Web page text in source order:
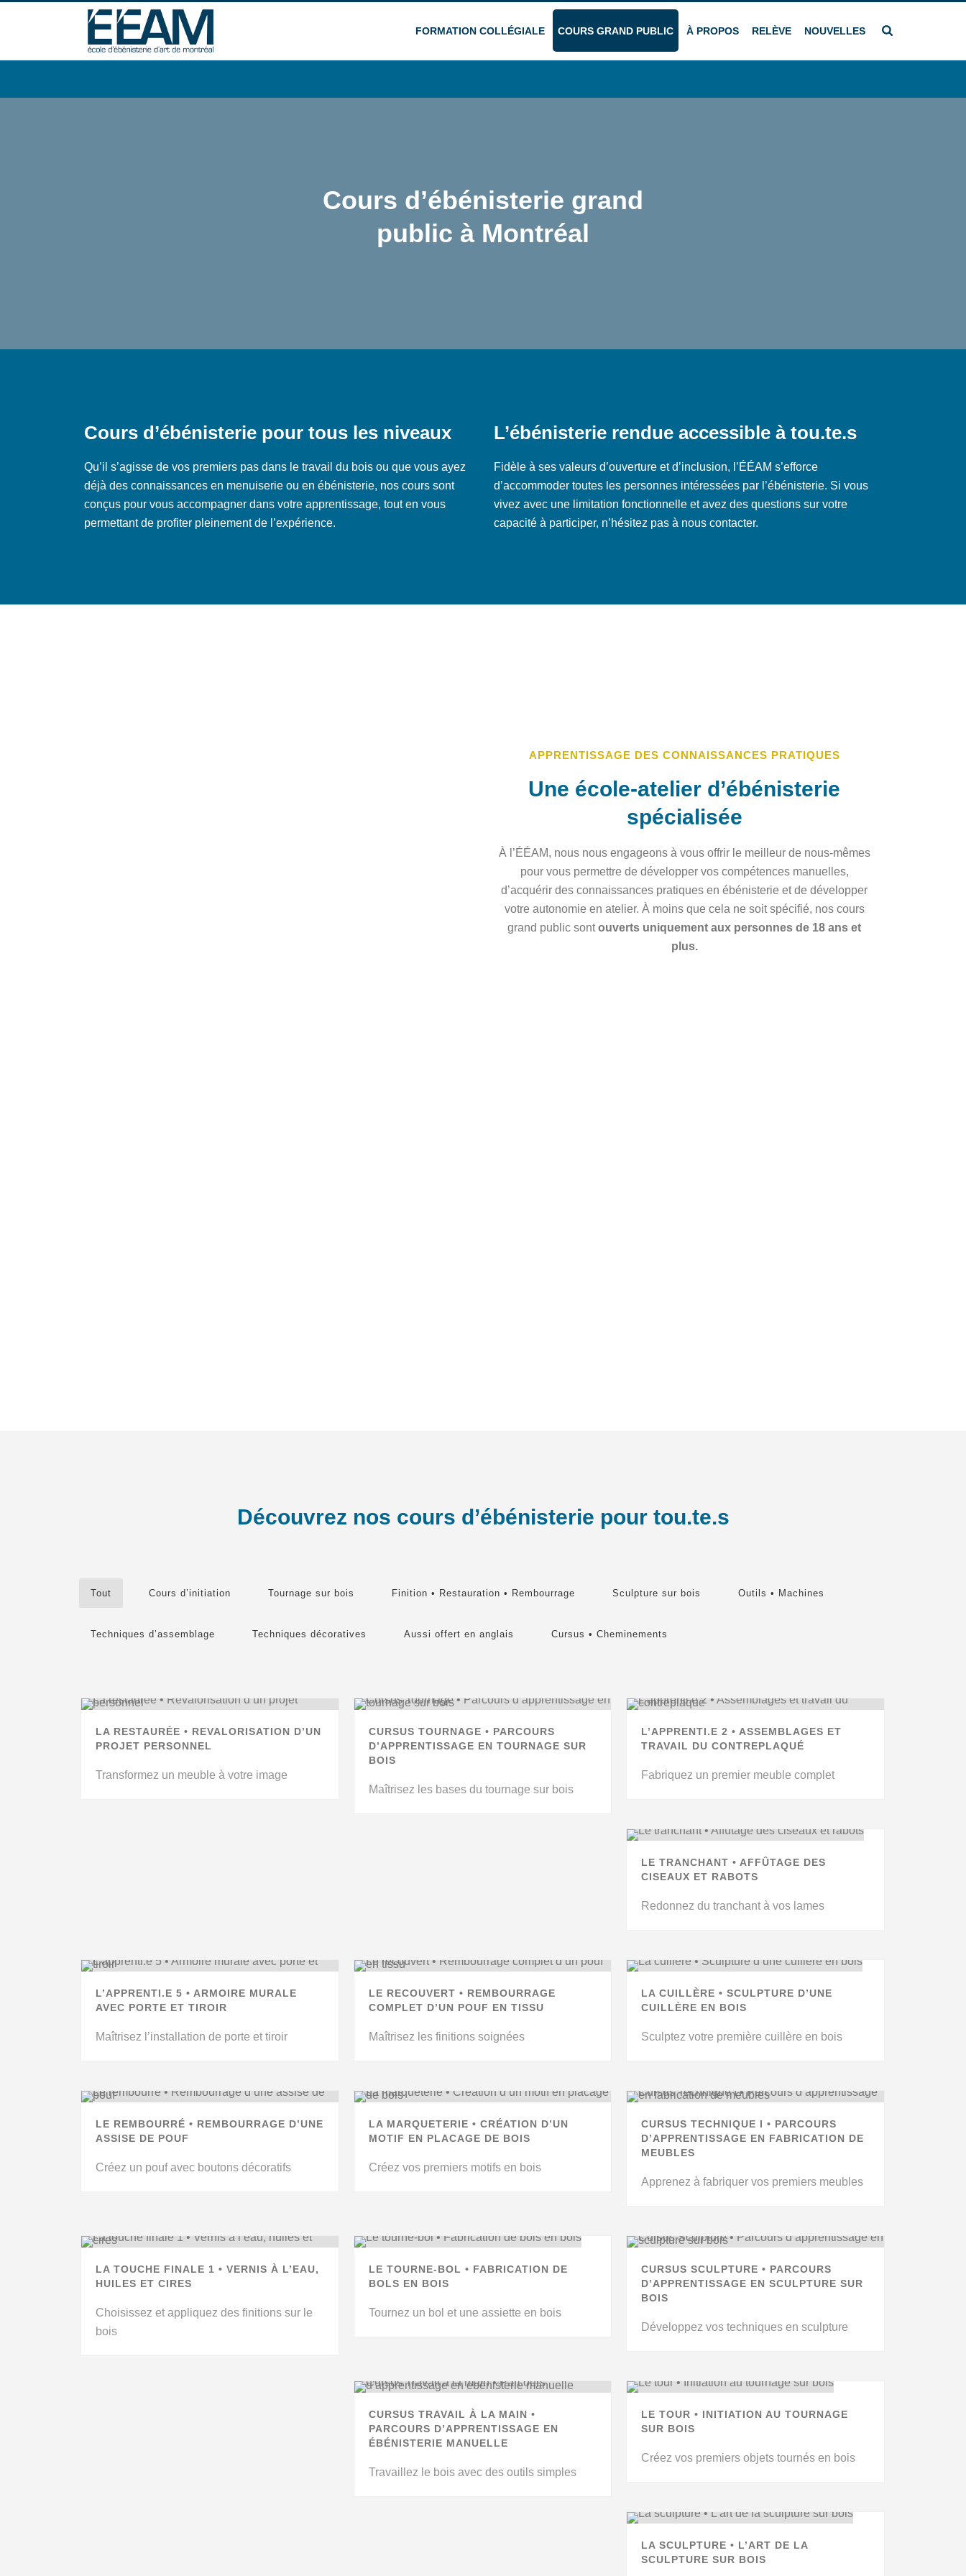
FORMATION COLLÉGIALE COURS GRAND PUBLIC À PROPOS RELÈVE NOUVELLES
Cours d’ébénisterie grand
public à Montréal
Cours d’ébénisterie pour tous les niveaux
Qu’il s’agisse de vos premiers pas dans le travail du bois ou que vous ayez
déjà des connaissances en menuiserie ou en ébénisterie, nos cours sont
conçus pour vous accompagner dans votre apprentissage, tout en vous
permettant de profiter pleinement de l’expérience.
L’ébénisterie rendue accessible à tou.te.s
Fidèle à ses valeurs d’ouverture et d’inclusion, l’ÉÉAM s’efforce
d’accommoder toutes les personnes intéressées par l’ébénisterie. Si vous
vivez avec une limitation fonctionnelle et avez des questions sur votre
capacité à participer, n’hésitez pas à nous contacter.
APPRENTISSAGE DES CONNAISSANCES PRATIQUES
Une école-atelier d’ébénisterie
spécialisée
À l’ÉÉAM, nous nous engageons à vous offrir le meilleur de nous-mêmes
pour vous permettre de développer vos compétences manuelles,
d’acquérir des connaissances pratiques en ébénisterie et de développer
votre autonomie en atelier. À moins que cela ne soit spécifié, nos cours
grand public sontouverts uniquement aux personnes de 18 ans et
plus.
Découvrez nos cours d’ébénisterie pour tou.te.s
Tout Cours d’initiation Tournage sur bois Finition • Restauration • Rembourrage Sculpture sur bois Outils • Machines
Techniques d’assemblage Techniques décoratives Aussi offert en anglais Cursus • Cheminements
LA RESTAURÉE • REVALORISATION D’UN
PROJET PERSONNEL
Transformez un meuble à votre image
CURSUS TOURNAGE • PARCOURS
D’APPRENTISSAGE EN TOURNAGE SUR
BOIS
Maîtrisez les bases du tournage sur bois
L’APPRENTI.E 2 • ASSEMBLAGES ET
TRAVAIL DU CONTREPLAQUÉ
Fabriquez un premier meuble complet
LE TRANCHANT • AFFÛTAGE DES
CISEAUX ET RABOTS
Redonnez du tranchant à vos lames
L’APPRENTI.E 5 • ARMOIRE MURALE
AVEC PORTE ET TIROIR
Maîtrisez l’installation de porte et tiroir
LE RECOUVERT • REMBOURRAGE
COMPLET D’UN POUF EN TISSU
Maîtrisez les finitions soignées
LA CUILLÈRE • SCULPTURE D’UNE
CUILLÈRE EN BOIS
Sculptez votre première cuillère en bois
LE REMBOURRÉ • REMBOURRAGE D’UNE
ASSISE DE POUF
Créez un pouf avec boutons décoratifs
LA MARQUETERIE • CRÉATION D’UN
MOTIF EN PLACAGE DE BOIS
Créez vos premiers motifs en bois
CURSUS TECHNIQUE I • PARCOURS
D’APPRENTISSAGE EN FABRICATION DE
MEUBLES
Apprenez à fabriquer vos premiers meubles
LA TOUCHE FINALE 1 • VERNIS À L’EAU,
HUILES ET CIRES
Choisissez et appliquez des finitions sur le
bois
LE TOURNE-BOL • FABRICATION DE
BOLS EN BOIS
Tournez un bol et une assiette en bois
CURSUS SCULPTURE • PARCOURS
D’APPRENTISSAGE EN SCULPTURE SUR
BOIS
Développez vos techniques en sculpture
CURSUS TRAVAIL À LA MAIN •
PARCOURS D’APPRENTISSAGE EN
ÉBÉNISTERIE MANUELLE
Travaillez le bois avec des outils simples
LE TOUR • INITIATION AU TOURNAGE
SUR BOIS
Créez vos premiers objets tournés en bois
LA SCULPTURE • L’ART DE LA
SCULPTURE SUR BOIS